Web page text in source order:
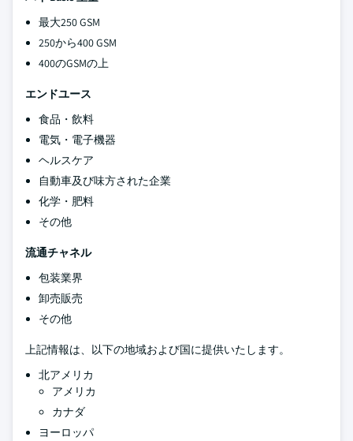
最大250 GSM
250から400 GSM
400のGSMの上
エンドユース
食品・飲料
電気・電子機器
ヘルスケア
自動車及び味方された企業
化学・肥料
その他
流通チャネル
包装業界
卸売販売
その他
上記情報は、以下の地域および国に提供いたします。
北アメリカ
アメリカ
カナダ
ヨーロッパ